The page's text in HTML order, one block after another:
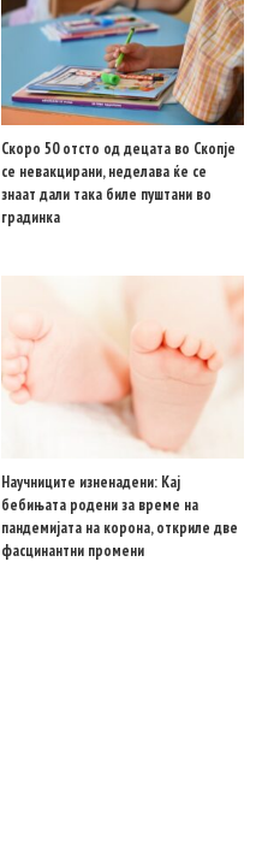
Скоро 50 отсто од децата во Скопје
се невакцирани, неделава ќе се
знаат дали така биле пуштани во
градинка
Научниците изненадени: Кај
бебињата родени за време на
пандемијата на корона, откриле две
фасцинантни промени